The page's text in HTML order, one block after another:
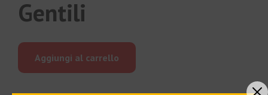
Gentili
Aggiungi al carrello